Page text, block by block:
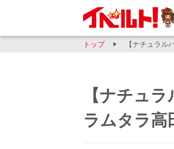
トップ 【ナチュラ
【ナチュ
ラムタラ高